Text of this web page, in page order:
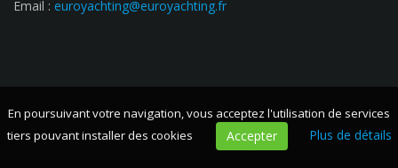
Email : euroyachting@euroyachting.fr
En poursuivant votre navigation, vous acceptez l'utilisation de services
tiers pouvant installer des cookies
Accepter Plus de détails